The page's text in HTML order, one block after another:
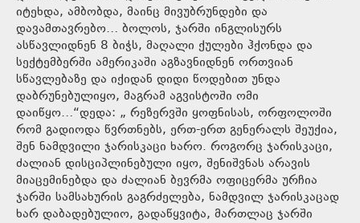
იტეხდა, ამბობდა, მაინც მივუბრუნდები და
დავამთავრებო… ბოლოს, ჯარში ინგლისურს
ასწავლიდნენ 8 ბიჭს, მაღალი ქულები ჰქონდა და
სექტემბერში ამერიკაში აგზავნიდნენ ორთვიან
სწავლებაზე და იქიდან დიდი წოდებით უნდა
დაბრუნებულიყო, მაგრამ აგვისტოში ომი
დაიწყო…“დედა: „ რეზერვში ყოფნისას, ორფოლოში
რომ გადიოდა წვრთნებს, ერთ-ერთ გენერალს შეუქია,
შენ ნამდვილი ჯარისკაცი ხარო. როგორც ჯარისკაცი,
ძალიან დისციპლინებული იყო, შენიშვნას არავის
მიაცემინებდა და ძალიან ბევრმა ოფიცერმა ურჩია
ჯარში სამსახურის გაგრძელება, ნამდვილ ჯარისკაცად
ხარ დაბადებულიო, გადაწყვიტა, მართლაც ჯარში